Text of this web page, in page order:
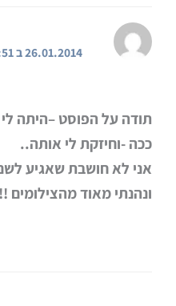
26.01.2014 ב 09:51
תודה על הפוסט –היתה
ככה -וחיזקת לי אותה..
אני לא חושבת שאגיע
ונהנתי מאוד מהצילומים !!